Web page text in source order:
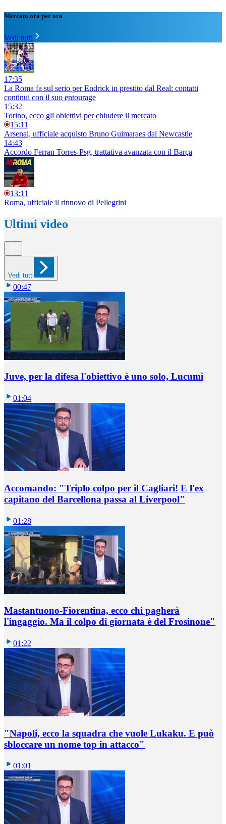
Mercato ora per ora
Vedi tutti
17:35
La Roma fa sul serio per Endrick in prestito dal Real: contatti
continui con il suo entourage
15:32
Torino, ecco gli obiettivi per chiudere il mercato
15:11
Arsenal, ufficiale acquisto Bruno Guimaraes dal Newcastle
14:43
Accordo Ferran Torres-Psg, trattativa avanzata con il Barça
13:11
Roma, ufficiale il rinnovo di Pellegrini
Ultimi video
Vedi tutti
00:47
Juve, per la difesa l'obiettivo è uno solo, Lucumì
01:04
Accomando: "Triplo colpo per il Cagliari! E l'ex
capitano del Barcellona passa al Liverpool"
01:28
Mastantuono-Fiorentina, ecco chi pagherà
l'ingaggio. Ma il colpo di giornata è del Frosinone"
01:22
"Napoli, ecco la squadra che vuole Lukaku. E può
sbloccare un nome top in attacco"
01:01